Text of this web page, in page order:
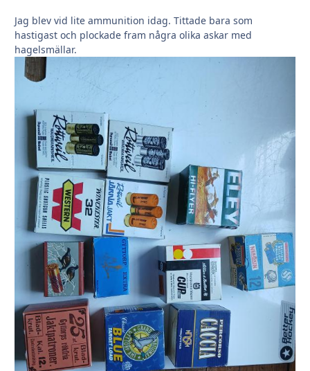
Jag blev vid lite ammunition idag. Tittade bara som
hastigast och plockade fram några olika askar med
hagelsmällar.